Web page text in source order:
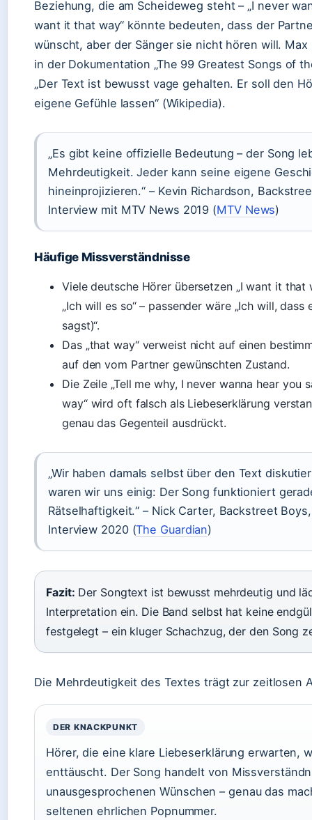
Beziehung, die am Scheideweg steht – „I never
want it that way“ könnte bedeuten, dass der
wünscht, aber der Sänger sie nicht hören will.
in der Dokumentation „The 99 Greatest Songs of
„Der Text ist bewusst vage gehalten. Er soll den
eigene Gefühle lassen“ (Wikipedia).
„Es gibt keine offizielle Bedeutung – der Song
Mehrdeutigkeit. Jeder kann seine eigene
hineinprojizieren.“ – Kevin Richardson,
Interview mit MTV News 2019 (MTV News)
Häufige Missverständnisse
Viele deutsche Hörer übersetzen „I want it that
„Ich will es so“ – passender wäre „Ich will,
sagst)“.
Das „that way“ verweist nicht auf einen
auf den vom Partner gewünschten Zustand.
Die Zeile „Tell me why, I never wanna hear you
way“ wird oft falsch als Liebeserklärung
genau das Gegenteil ausdrückt.
„Wir haben damals selbst über den Text
waren wir uns einig: Der Song funktioniert
Rätselhaftigkeit.“ – Nick Carter, Backstreet
Interview 2020 (The Guardian)
Fazit: Der Songtext ist bewusst mehrdeutig und
Interpretation ein. Die Band selbst hat keine
festgelegt – ein kluger Schachzug, der den Song
Die Mehrdeutigkeit des Textes trägt zur zeitlosen
DER KNACKPUNKT
Hörer, die eine klare Liebeserklärung erwarten,
enttäuscht. Der Song handelt von
unausgesprochenen Wünschen – genau das
seltenen ehrlichen Popnummer.